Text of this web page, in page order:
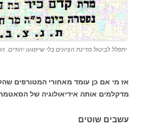
יתפלל לביטול מדינת הציונים בלי שייפגעו יהודים.
אז מי אם כן עומד מאחורי המטורפים
מדקלמים אותה אידיאולוגיה של
עשבים שוטים